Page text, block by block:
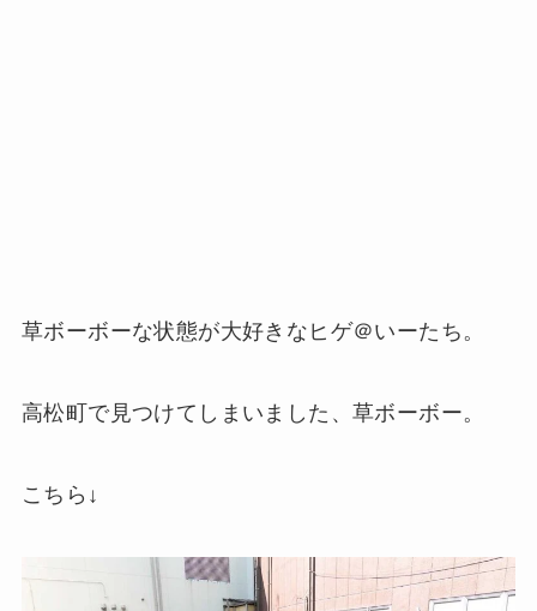
草ボーボーな状態が大好きなヒゲ＠いーたち。
高松町で見つけてしまいました、草ボーボー。
こちら↓